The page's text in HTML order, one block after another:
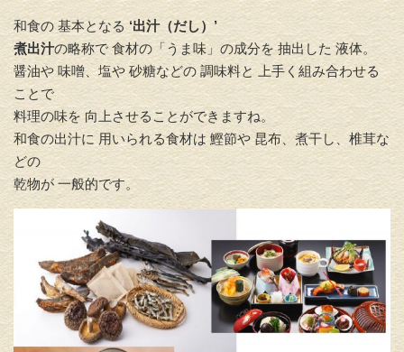
和食の 基本となる ‘出汁（だし）’
煮出汁の略称で 食材の「うま味」の成分を 抽出した 液体。
醤油や 味噌、塩や 砂糖などの 調味料と 上手く組み合わせる
ことで
料理の味を 向上させることができますね。
和食の出汁に 用いられる食材は 鰹節や 昆布、煮干し、椎茸な
どの
乾物が 一般的です。